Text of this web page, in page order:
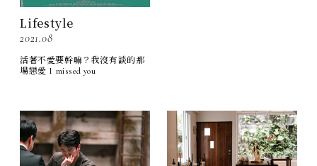
Lifestyle
2021.08
活著不愛要幹嘛？我沒有談的那
場戀愛 I missed you